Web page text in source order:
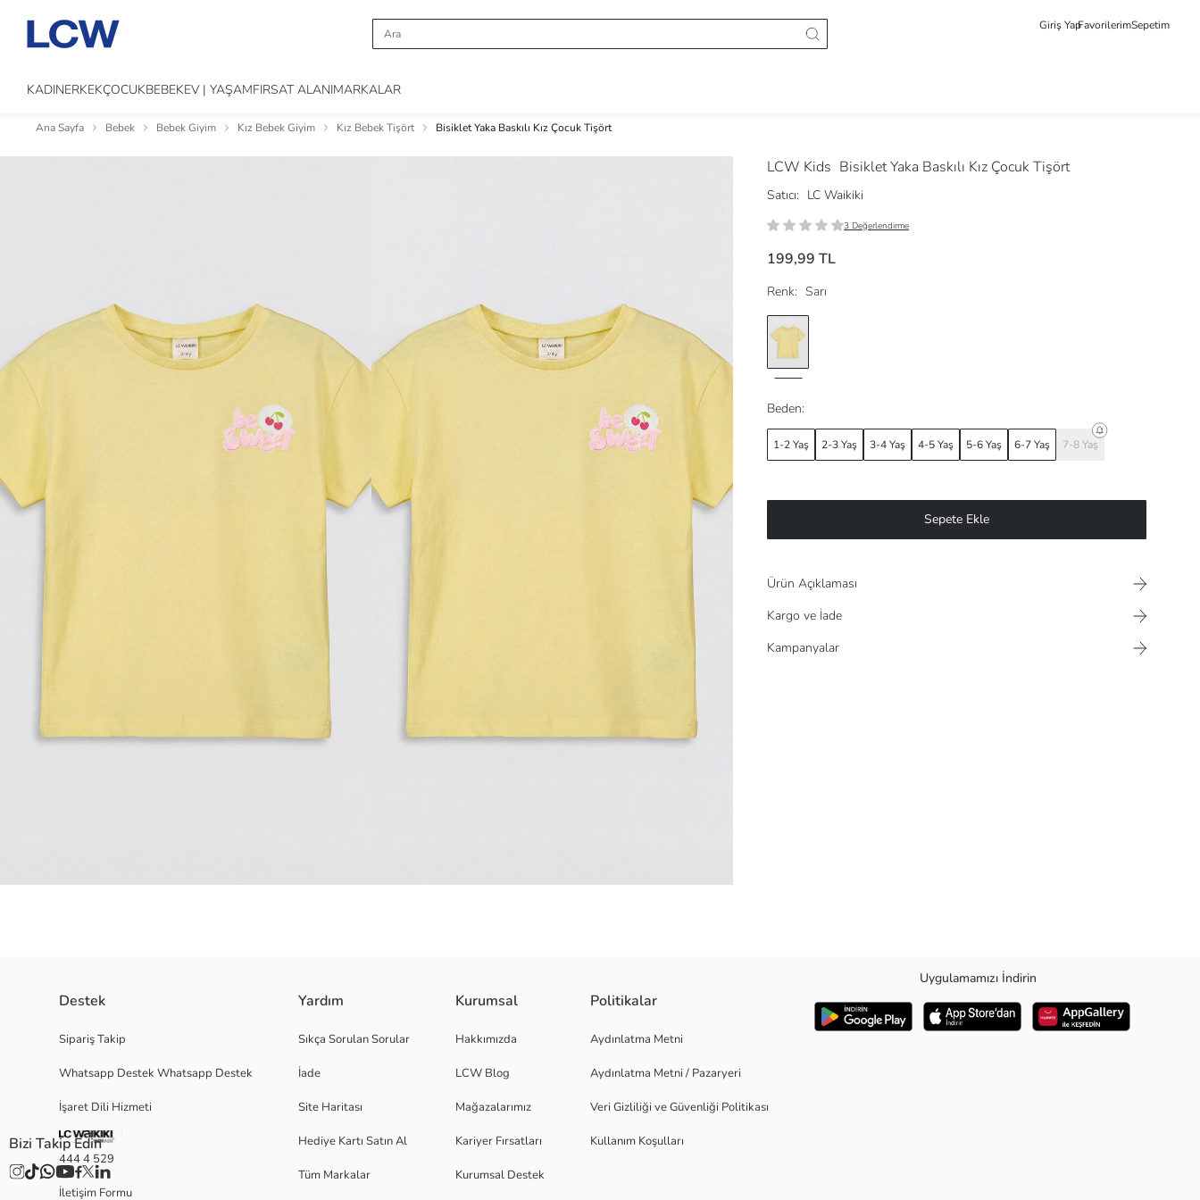
Giriş YapFavorilerimSepetim
KADINERKEKÇOCUKBEBEKEV | YAŞAMFIRSAT ALANIMARKALAR
Ana Sayfa Bebek Bebek Giyim Kız Bebek Giyim Kız Bebek Tişört Bisiklet Yaka Baskılı Kız Çocuk Tişört
LCW Kids Bisiklet Yaka Baskılı Kız Çocuk Tişört
Satıcı: LC Waikiki
3 Değerlendirme
199,99 TL
Renk: Sarı
Beden:
1-2 Yaş 2-3 Yaş 3-4 Yaş 4-5 Yaş 5-6 Yaş 6-7 Yaş 7-8 Yaş
Sepete Ekle
Ürün Açıklaması
Kargo ve İade
Kampanyalar
Marka:
Cinsiyet:
Kalıp:
Destek
Sipariş Takip
Whatsapp Destek Whatsapp Destek
İşaret Dili Hizmeti
444 4 529
İletişim Formu
Yardım
Sıkça Sorulan Sorular
İade
Site Haritası
Hediye Kartı Satın Al
Tüm Markalar
Kurumsal
Hakkımızda
LCW Blog
Mağazalarımız
Kariyer Fırsatları
Kurumsal Destek
Politikalar
Aydınlatma Metni
Aydınlatma Metni / Pazaryeri
Veri Gizliliği ve Güvenliği Politikası
Kullanım Koşulları
Uygulamamızı İndirin
Bizi Takip Edin